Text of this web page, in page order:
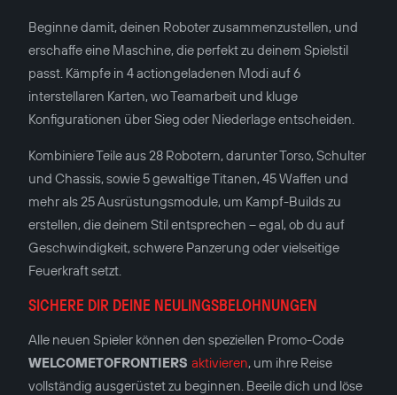
Beginne damit, deinen Roboter zusammenzustellen, und
erschaffe eine Maschine, die perfekt zu deinem Spielstil
passt. Kämpfe in 4 actiongeladenen Modi auf 6
interstellaren Karten, wo Teamarbeit und kluge
Konfigurationen über Sieg oder Niederlage entscheiden.
Kombiniere Teile aus 28 Robotern, darunter Torso, Schulter
und Chassis, sowie 5 gewaltige Titanen, 45 Waffen und
mehr als 25 Ausrüstungsmodule, um Kampf-Builds zu
erstellen, die deinem Stil entsprechen – egal, ob du auf
Geschwindigkeit, schwere Panzerung oder vielseitige
Feuerkraft setzt.
SICHERE DIR DEINE NEULINGSBELOHNUNGEN
Alle neuen Spieler können den speziellen Promo-Code
WELCOMETOFRONTIERS aktivieren, um ihre Reise
vollständig ausgerüstet zu beginnen. Beeile dich und löse